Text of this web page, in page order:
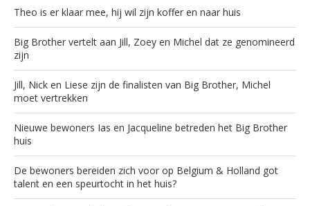
Theo is er klaar mee, hij wil zijn koffer en naar huis
Big Brother vertelt aan Jill, Zoey en Michel dat ze genomineerd
zijn
Jill, Nick en Liese zijn de finalisten van Big Brother, Michel
moet vertrekken
Nieuwe bewoners Ias en Jacqueline betreden het Big Brother
huis
De bewoners bereiden zich voor op Belgium & Holland got
talent en een speurtocht in het huis?